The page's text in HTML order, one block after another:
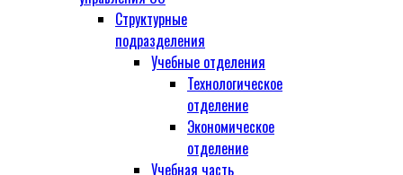
Структурные
подразделения
Учебные отделения
Технологическое
отделение
Экономическое
отделение
Учебная часть